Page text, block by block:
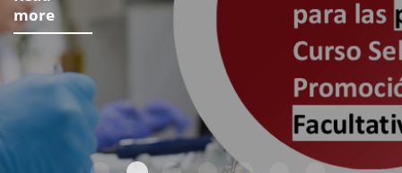
more